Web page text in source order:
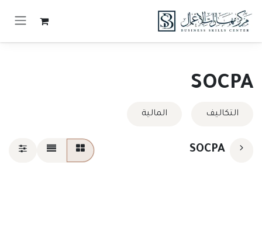
SOCPA
التكاليف المالية
SOCPA